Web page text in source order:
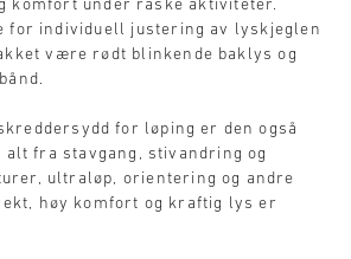
komfort under raske aktiviteter.
for individuell justering av lyskjeglen
være rødt blinkende baklys og
for løping er den også
fra stavgang, stivandring og
ultraløp, orientering og andre
høy komfort og kraftig lys er